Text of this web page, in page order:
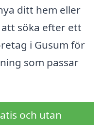
ditt hem eller
söka efter ett
i Gusum för
som passar
och utan